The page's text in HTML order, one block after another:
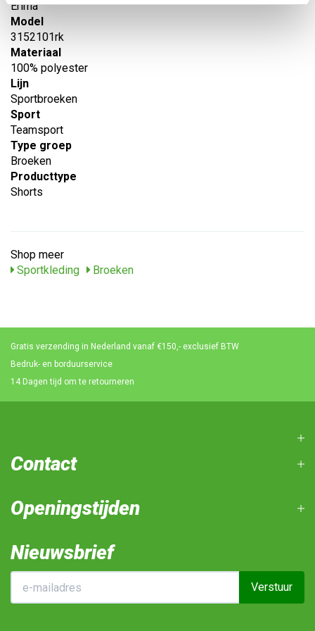
Erima
Model
3152101rk
Materiaal
100% polyester
Lijn
Sportbroeken
Sport
Teamsport
Type groep
Broeken
Producttype
Shorts
Shop meer
Sportkleding
Broeken
Gratis verzending in Nederland vanaf €150,- exclusief BTW
Bedruk- en borduurservice
14 Dagen tijd om te retourneren
Contact
Openingstijden
Nieuwsbrief
Verstuur